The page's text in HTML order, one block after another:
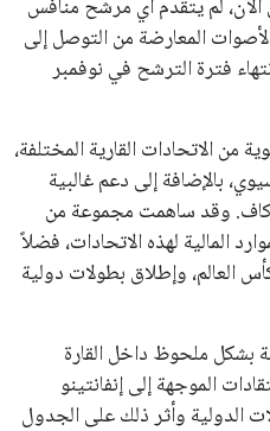
على أحدث الأخبار، التحديثات
اشتراك